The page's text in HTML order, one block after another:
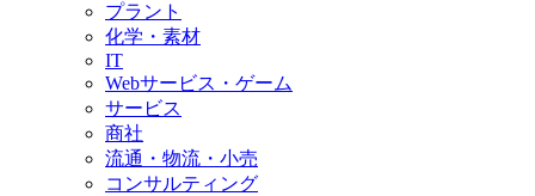
プラント
化学・素材
IT
Webサービス・ゲーム
サービス
商社
流通・物流・小売
コンサルティング